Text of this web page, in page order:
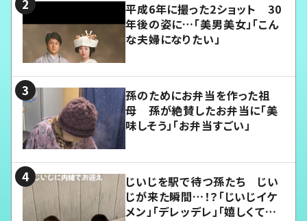
平成6年に撮った2ショット 30
年後の姿に…「美男美女」「こん
な夫婦になりたい」
孫のためにお弁当を作った祖
母 孫が絶賛したお弁当に「美
味しそう」「お弁当すごい」
じいじを駅で待つ孫たち じい
じが来た瞬間…！？「じいじイケ
メン」「デレッデレ」「嬉しくて可